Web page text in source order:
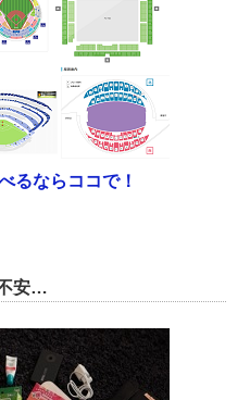
るならココで！
安…